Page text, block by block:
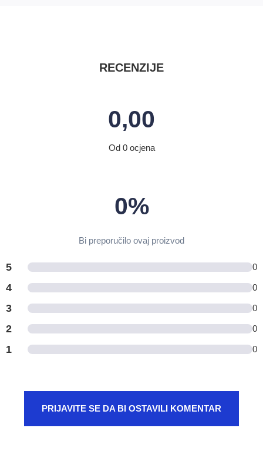
RECENZIJE
5 0
4 0
3 0
2 0
1 0
0,00
Od 0 ocjena
0%
Bi preporučilo ovaj proizvod
PRIJAVITE SE DA BI OSTAVILI KOMENTAR